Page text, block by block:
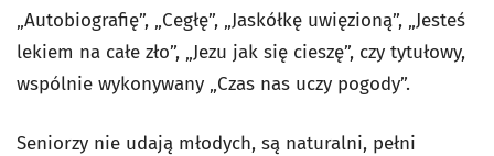
„Autobiografię”, „Cegłę”, „Jaskółkę uwięzioną”, „Jesteś
lekiem na całe zło”, „Jezu jak się cieszę”, czy tytułowy,
wspólnie wykonywany „Czas nas uczy pogody”.
Seniorzy nie udają młodych, są naturalni, pełni